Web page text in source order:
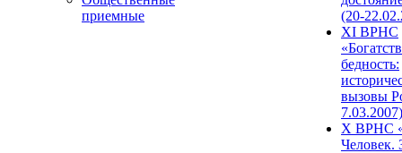
приемные
(20-
XI ВРНС
бедность:
вызовы
7.03.2007)
X ВРНС
Человек.